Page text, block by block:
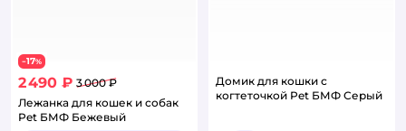
−17%
2 490 ₽ 3 000 ₽
Лежанка для кошек и собак
Pet БМФ Бежевый
Домик для кошки с
когтеточкой Pet БМФ Серый